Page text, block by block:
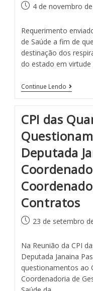
4 de novembro
Requerimento
de Saúde a fim de
destinação dos
do estado em
Continue Lendo
CPI das
Deputada
Contratos
23 de setembro
Na Reunião da CPI
Deputada Janaina
questionamentos ao
Coordenadoria de